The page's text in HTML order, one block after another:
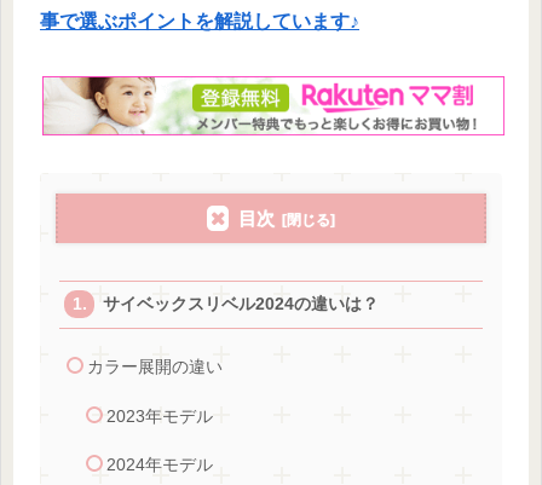
事で選ぶポイントを解説しています♪
目次
サイベックスリベル2024の違いは？
カラー展開の違い
2023年モデル
2024年モデル